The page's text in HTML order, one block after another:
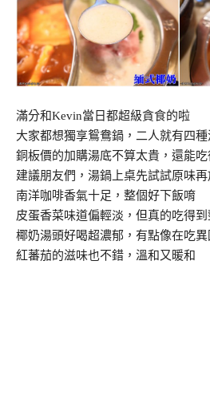
滿分和Kevin當日都超級貪食的啦
大家都想獨享鴛鴦鍋，二人就有四種
銅板價的加購湯底不算太貴，還能吃
建議朋友們，湯鍋上桌先試試原味
南洋咖啡香氣十足，整個好下飯唷
皮蛋香菜味道偏輕淡，但真的吃得
椰奶湯頭好喝超濃郁，有點像在吃
紅蕃茄的滋味也不錯，溫和又暖和